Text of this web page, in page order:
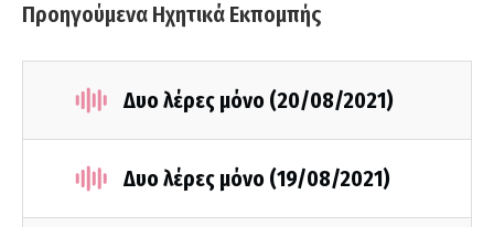
Προηγούμενα Ηχητικά Εκπομπής
Δυο λέρες μόνο (20/08/2021)
Δυο λέρες μόνο (19/08/2021)